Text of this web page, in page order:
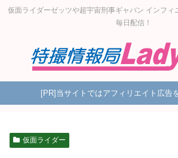
仮面ライダーゼッツや超宇宙刑事ギャバン インフィ
毎日配信！
[PR]当サイトではアフィリエイト広告
仮面ライダー